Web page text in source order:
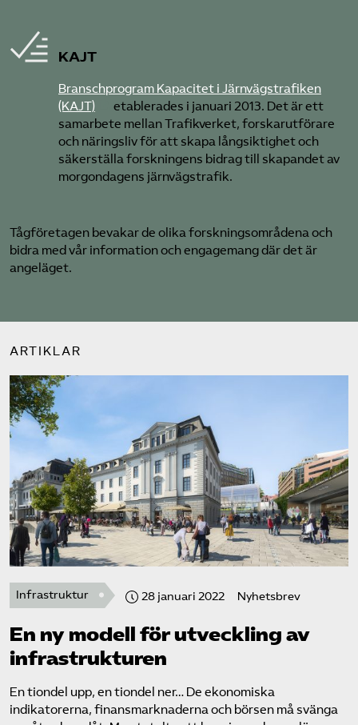
KAJT
Branschprogram Kapacitet i Järnvägstrafiken
(KAJT)
etablerades i januari 2013. Det är ett
samarbete mellan Trafikverket, forskarutförare
och näringsliv för att skapa långsiktighet och
säkerställa forskningens bidrag till skapandet av
morgondagens järnvägstrafik.
Tågföretagen bevakar de olika forskningsområdena och
bidra med vår information och engagemang där det är
angeläget.
ARTIKLAR
Infrastruktur 28 januari 2022 Nyhetsbrev
En ny modell för utveckling av
infrastrukturen
En tiondel upp, en tiondel ner… De ekonomiska
indikatorerna, finansmarknaderna och börsen må svänga